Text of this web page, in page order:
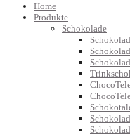
Home
Produkte
Schokolade